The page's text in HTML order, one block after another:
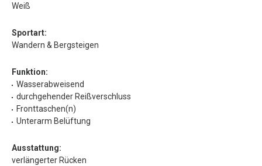
Weiß
Sportart:
Wandern & Bergsteigen
Funktion:
Wasserabweisend
durchgehender Reißverschluss
Fronttaschen(n)
Unterarm Belüftung
Ausstattung:
verlängerter Rücken